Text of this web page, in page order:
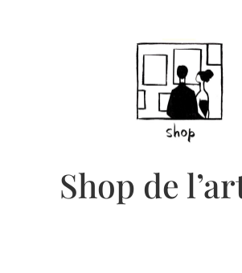
Shop de